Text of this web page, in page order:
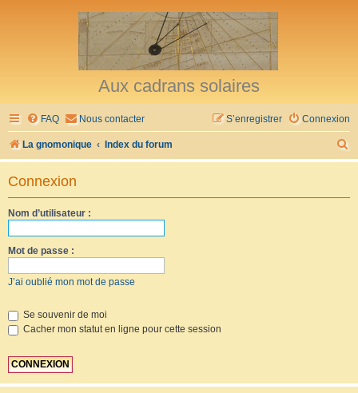
Aux cadrans solaires
FAQ Nous contacter Connexion
S’enregistrer
La gnomonique Index du forum
e
Connexion
Nom d’utilisateur :
Mot de passe :
J’ai oublié mon mot de passe
Se souvenir de moi
Cacher mon statut en ligne pour cette session